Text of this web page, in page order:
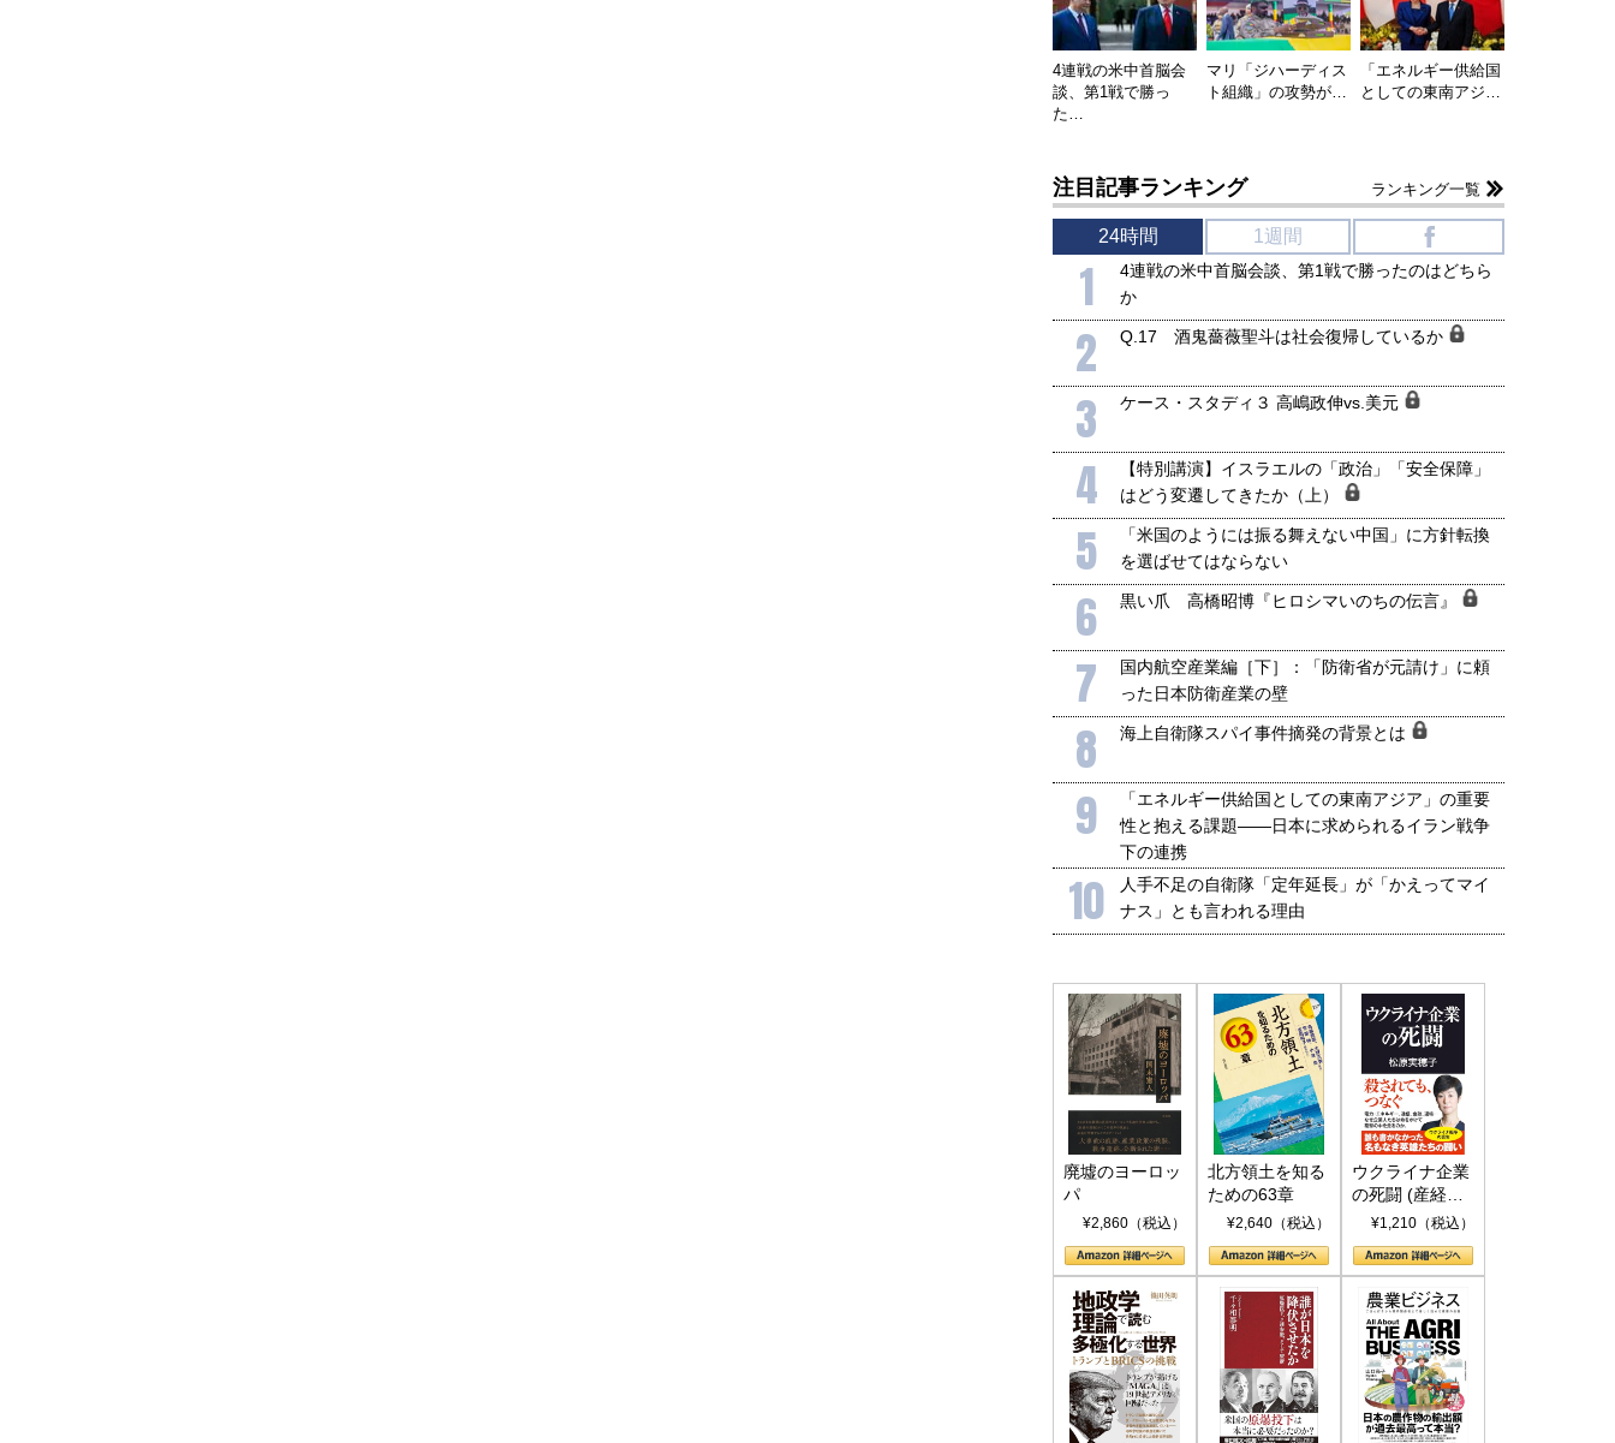
4連戦の米中首脳会
談、第1戦で勝っ
た…
マリ「ジハーディス
ト組織」の攻勢が…
「エネルギー供給国
としての東南アジ…
注目記事ランキング ランキング一覧
24時間 1週間
1
4連戦の米中首脳会談、第1戦で勝ったのはどちら
か
2 Q.17 酒鬼薔薇聖斗は社会復帰しているか
3 ケース・スタディ３ 高嶋政伸vs.美元
4
【特別講演】イスラエルの「政治」「安全保障」
はどう変遷してきたか（上）
5
「米国のようには振る舞えない中国」に方針転換
を選ばせてはならない
6 黒い爪 高橋昭博『ヒロシマいのちの伝言』
7
国内航空産業編［下］：「防衛省が元請け」に頼
った日本防衛産業の壁
8 海上自衛隊スパイ事件摘発の背景とは
9
「エネルギー供給国としての東南アジア」の重要
性と抱える課題――日本に求められるイラン戦争
下の連携
10
人手不足の自衛隊「定年延長」が「かえってマイ
ナス」とも言われる理由
廃墟のヨーロッ
パ
¥2,860（税込）
北方領土を知る
ための63章
¥2,640（税込）
ウクライナ企業
の死闘 (産経セ
レクト S 039)
¥1,210（税込）